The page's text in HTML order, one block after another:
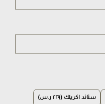
ستاند اكريلك (٢٢٩ ر.س)